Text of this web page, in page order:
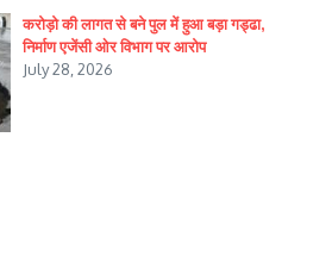
करोड़ो की लागत से बने पुल में हुआ बड़ा गड्ढा,
निर्माण एजेंसी ओर विभाग पर आरोप
July 28, 2026